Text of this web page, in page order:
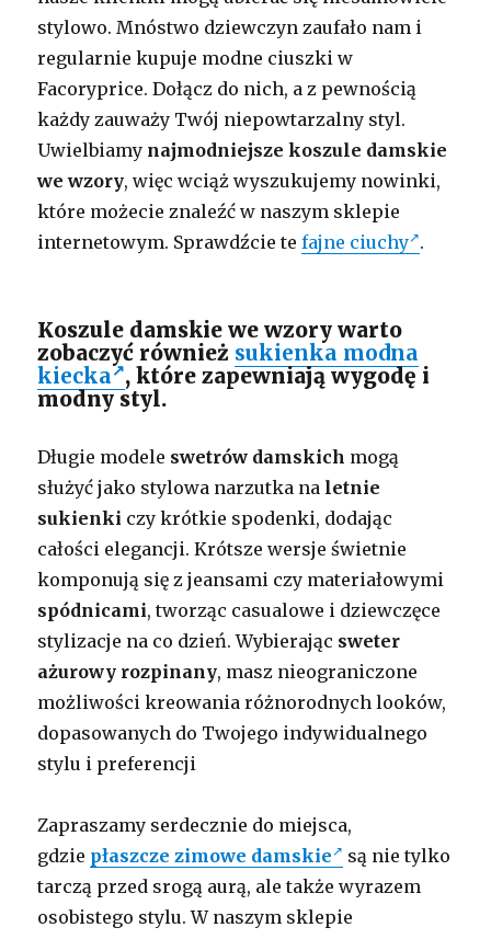
stylowo. Mnóstwo dziewczyn zaufało nam i
regularnie kupuje modne ciuszki w
Facoryprice. Dołącz do nich, a z pewnością
każdy zauważy Twój niepowtarzalny styl.
Uwielbiamy najmodniejsze koszule damskie
we wzory, więc wciąż wyszukujemy nowinki,
które możecie znaleźć w naszym sklepie
internetowym. Sprawdźcie tefajne ciuchy .
Koszule damskie we wzory warto
zobaczyć również sukienka modna
kiecka , które zapewniają wygodę i
modny styl.
Długie modele swetrów damskich mogą
służyć jako stylowa narzutka na letnie
sukienki czy krótkie spodenki, dodając
całości elegancji. Krótsze wersje świetnie
komponują się z jeansami czy materiałowymi
spódnicami, tworząc casualowe i dziewczęce
stylizacje na co dzień. Wybierając sweter
ażurowy rozpinany, masz nieograniczone
możliwości kreowania różnorodnych looków,
dopasowanych do Twojego indywidualnego
stylu i preferencji
Zapraszamy serdecznie do miejsca,
gdzie płaszcze zimowe damskie
są nie tylko
tarczą przed srogą aurą, ale także wyrazem
osobistego stylu. W naszym sklepie